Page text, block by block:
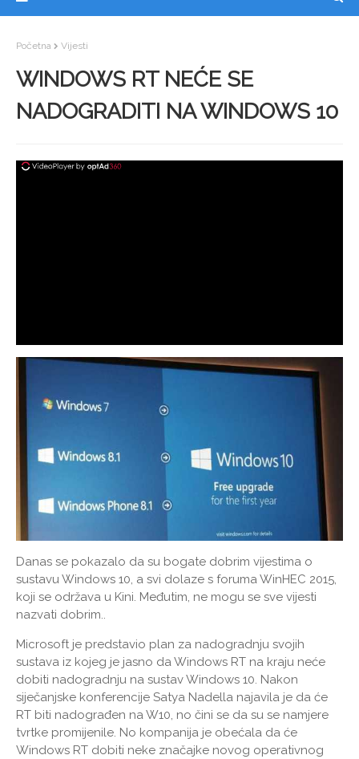
Početna Vijesti
WINDOWS RT NEĆE SE
NADOGRADITI NA WINDOWS 10
Danas se pokazalo da su bogate dobrim vijestima o
sustavu Windows 10, a svi dolaze s foruma WinHEC 2015,
koji se održava u Kini. Međutim, ne mogu se sve vijesti
nazvati dobrim..
Microsoft je predstavio plan za nadogradnju svojih
sustava iz kojeg je jasno da Windows RT na kraju neće
dobiti nadogradnju na sustav Windows 10. Nakon
siječanjske konferencije Satya Nadella najavila je da će
RT biti nadograđen na W10, no čini se da su se namjere
tvrtke promijenile. No kompanija je obećala da će
Windows RT dobiti neke značajke novog operativnog